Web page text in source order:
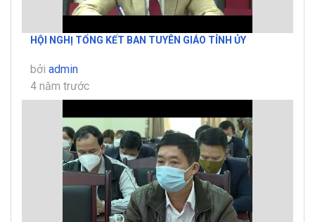
HỘI NGHỊ TỔNG KẾT BAN TUYÊN GIÁO TỈNH ỦY
bởi admin
4 năm trước